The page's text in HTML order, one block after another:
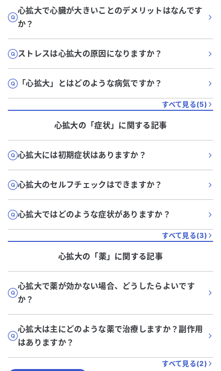
心拡大で心臓が大きいことのデメリットはなんです
か？
ストレスは心拡大の原因になりますか？
「心拡大」とはどのような病気ですか？
すべて見る(5)
心拡大の「症状」に関する記事
心拡大には初期症状はありますか？
心拡大のセルフチェックはできますか？
心拡大ではどのような症状がありますか？
すべて見る(3)
心拡大の「薬」に関する記事
心拡大で薬が効かない場合、どうしたらよいです
か？
心拡大は主にどのような薬で治療しますか？副作用
はありますか？
すべて見る(2)